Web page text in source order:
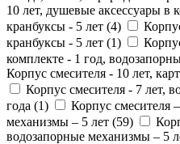
10 лет, душевые аксессуары в
кранбуксы - 5 лет (4)
кранбуксы - 5 лет (1)
комплекте - 1 год,
Корпус смесителя - 10 лет,
Корпус смесителя - 7 лет,
года (1)
Корпус смесителя
механизмы – 5 лет (59)
водозапорные механизмы – 5